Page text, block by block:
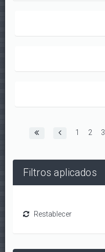
Páginas 1 2 3
Filtros aplicados